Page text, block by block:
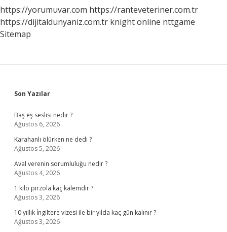
https://yorumuvar.com https://ranteveteriner.com.tr
https://dijitaldunyaniz.com.tr knight online nttgame
Sitemap
Sidebar
Son Yazılar
Baş eş seslisi nedir ?
Ağustos 6, 2026
Karahanlı ölürken ne dedi ?
Ağustos 5, 2026
Aval verenin sorumluluğu nedir ?
Ağustos 4, 2026
1 kilo pirzola kaç kalemdir ?
Ağustos 3, 2026
10 yıllık İngiltere vizesi ile bir yılda kaç gün kalınır ?
Ağustos 3, 2026